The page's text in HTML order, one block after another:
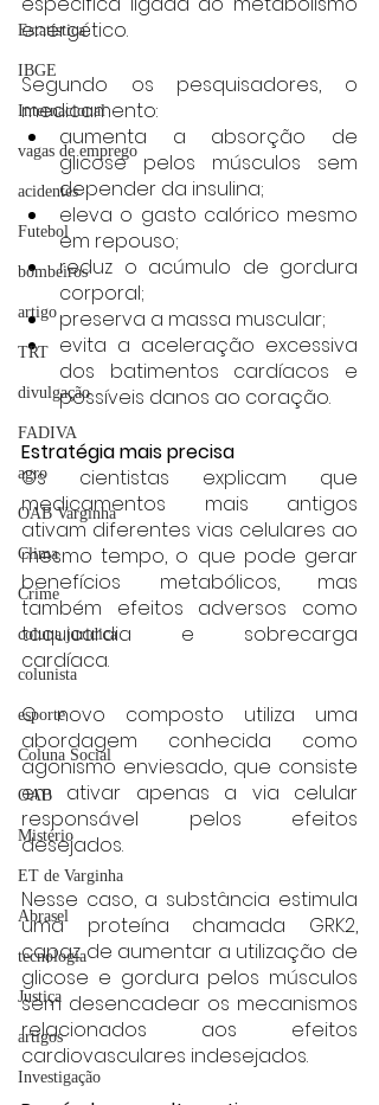
Estatística
IBGE
Internacional
vagas de emprego
acidentes
Futebol
bombeiros
artigo
TRT
divulgação
FADIVA
agro
OAB Varginha
Clima
Crime
coluna juridica
colunista
esporte
Coluna Social
OAB
Mistério
ET de Varginha
Abrasel
tecnologia
Justiça
artigos
Investigação
energético.
Segundo os pesquisadores, o
medicamento:
aumenta a absorção de
glicose pelos músculos sem
depender da insulina;
eleva o gasto calórico mesmo
em repouso;
reduz o acúmulo de gordura
corporal;
preserva a massa muscular;
evita a aceleração excessiva
dos batimentos cardíacos e
possíveis danos ao coração.
Estratégia mais precisa
Os cientistas explicam que
medicamentos mais antigos
ativam diferentes vias celulares ao
mesmo tempo, o que pode gerar
benefícios metabólicos, mas
também efeitos adversos como
taquicardia e sobrecarga
cardíaca.
O novo composto utiliza uma
abordagem conhecida como
agonismo enviesado, que consiste
em ativar apenas a via celular
responsável pelos efeitos
desejados.
Nesse caso, a substância estimula
uma proteína chamada GRK2,
capaz de aumentar a utilização de
glicose e gordura pelos músculos
sem desencadear os mecanismos
relacionados aos efeitos
cardiovasculares indesejados.